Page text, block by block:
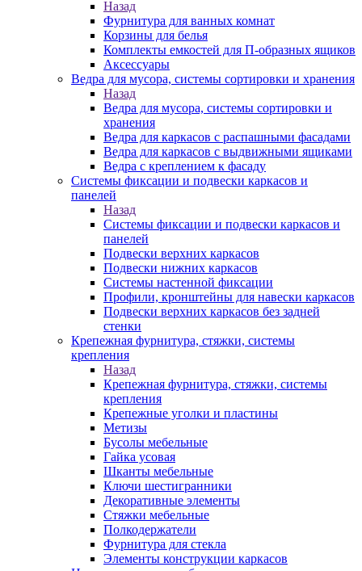
Назад
Фурнитура для ванных комнат
Корзины для белья
Комплекты емкостей для П-образных ящиков
Аксессуары
Ведра для мусора, системы сортировки и хранения
Назад
Ведра для мусора, системы сортировки и
хранения
Ведра для каркасов с распашными фасадами
Ведра для каркасов с выдвижными ящиками
Ведра с креплением к фасаду
Системы фиксации и подвески каркасов и
панелей
Назад
Системы фиксации и подвески каркасов и
панелей
Подвески верхних каркасов
Подвески нижних каркасов
Системы настенной фиксации
Профили, кронштейны для навески каркасов
Подвески верхних каркасов без задней
стенки
Крепежная фурнитура, стяжки, системы
крепления
Назад
Крепежная фурнитура, стяжки, системы
крепления
Крепежные уголки и пластины
Метизы
Бусолы мебельные
Гайка усовая
Шканты мебельные
Ключи шестигранники
Декоративные элементы
Стяжки мебельные
Полкодержатели
Фурнитура для стекла
Элементы конструкции каркасов